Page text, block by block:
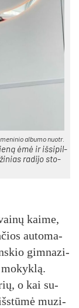
al­bu­mo nuo­tr.
ėmė ir iš­si­pil­
ra­di­jo sto­
kai­me,
au­to­ma­
gim­na­zi­
o kai su­
mu­zi­